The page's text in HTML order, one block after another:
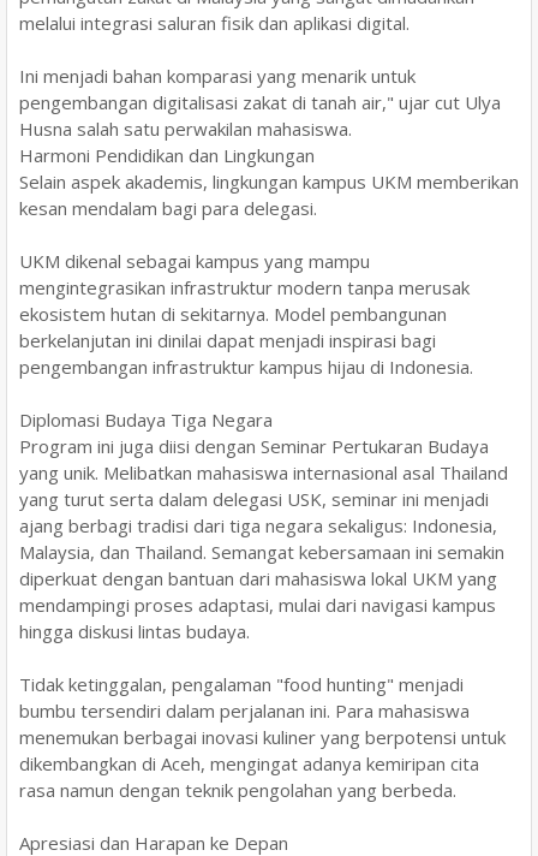
melalui integrasi saluran fisik dan aplikasi digital.
Ini menjadi bahan komparasi yang menarik untuk
pengembangan digitalisasi zakat di tanah air," ujar cut Ulya
Husna salah satu perwakilan mahasiswa.
​Harmoni Pendidikan dan Lingkungan
​Selain aspek akademis, lingkungan kampus UKM memberikan
kesan mendalam bagi para delegasi.
UKM dikenal sebagai kampus yang mampu
mengintegrasikan infrastruktur modern tanpa merusak
ekosistem hutan di sekitarnya. Model pembangunan
berkelanjutan ini dinilai dapat menjadi inspirasi bagi
pengembangan infrastruktur kampus hijau di Indonesia.
​Diplomasi Budaya Tiga Negara
​Program ini juga diisi dengan Seminar Pertukaran Budaya
yang unik. Melibatkan mahasiswa internasional asal Thailand
yang turut serta dalam delegasi USK, seminar ini menjadi
ajang berbagi tradisi dari tiga negara sekaligus: Indonesia,
Malaysia, dan Thailand. Semangat kebersamaan ini semakin
diperkuat dengan bantuan dari mahasiswa lokal UKM yang
mendampingi proses adaptasi, mulai dari navigasi kampus
hingga diskusi lintas budaya.
​Tidak ketinggalan, pengalaman "food hunting" menjadi
bumbu tersendiri dalam perjalanan ini. Para mahasiswa
menemukan berbagai inovasi kuliner yang berpotensi untuk
dikembangkan di Aceh, mengingat adanya kemiripan cita
rasa namun dengan teknik pengolahan yang berbeda.
Apresiasi dan Harapan ke Depan